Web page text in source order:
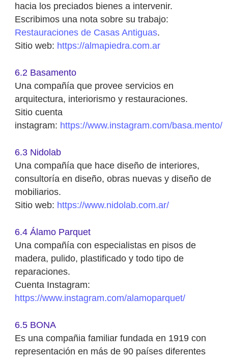
hacia los preciados bienes a intervenir.
Escribimos una nota sobre su trabajo:
Restauraciones de Casas Antiguas.
Sitio web: https://almapiedra.com.ar
6.2 Basamento
Una compañía que provee servicios en
arquitectura, interiorismo y restauraciones.
Sitio cuenta
instagram: https://www.instagram.com/basa.mento/
6.3 Nidolab
Una compañía que hace diseño de interiores,
consultoría en diseño, obras nuevas y diseño de
mobiliarios.
Sitio web: https://www.nidolab.com.ar/
6.4 Álamo Parquet
Una compañía con especialistas en pisos de
madera, pulido, plastificado y todo tipo de
reparaciones.
Cuenta Instagram:
https://www.instagram.com/alamoparquet/
6.5 BONA
Es una compañia familiar fundada en 1919 con
representación en más de 90 países diferentes